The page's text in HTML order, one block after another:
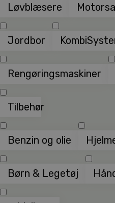
Løvblæsere
Jordbor
Rengøringsmaskiner
Tilbehør
Benzin og olie
Børn & Legetøj